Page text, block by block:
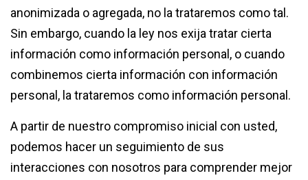
anonimizada o agregada, no la trataremos como tal.
Sin embargo, cuando la ley nos exija tratar cierta
información como información personal, o cuando
combinemos cierta información con información
personal, la trataremos como información personal.
A partir de nuestro compromiso inicial con usted,
podemos hacer un seguimiento de sus
interacciones con nosotros para comprender mejor